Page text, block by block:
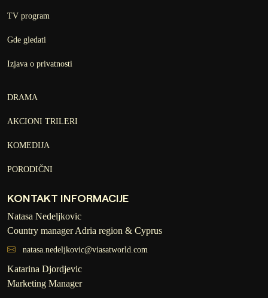
TV program
Gde gledati
Izjava o privatnosti
DRAMA
AKCIONI TRILERI
KOMEDIJA
PORODIČNI
KONTAKT INFORMACIJE
Natasa Nedeljkovic
Country manager Adria region & Cyprus
natasa.nedeljkovic@viasatworld.com
Katarina Djordjevic
Marketing Manager